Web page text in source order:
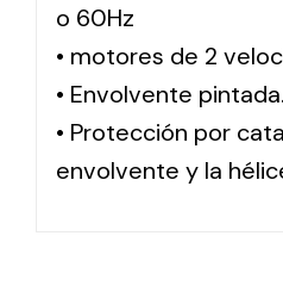
o 60Hz
• motores de 2
• Envolvente
• Protección por
envolvente y la